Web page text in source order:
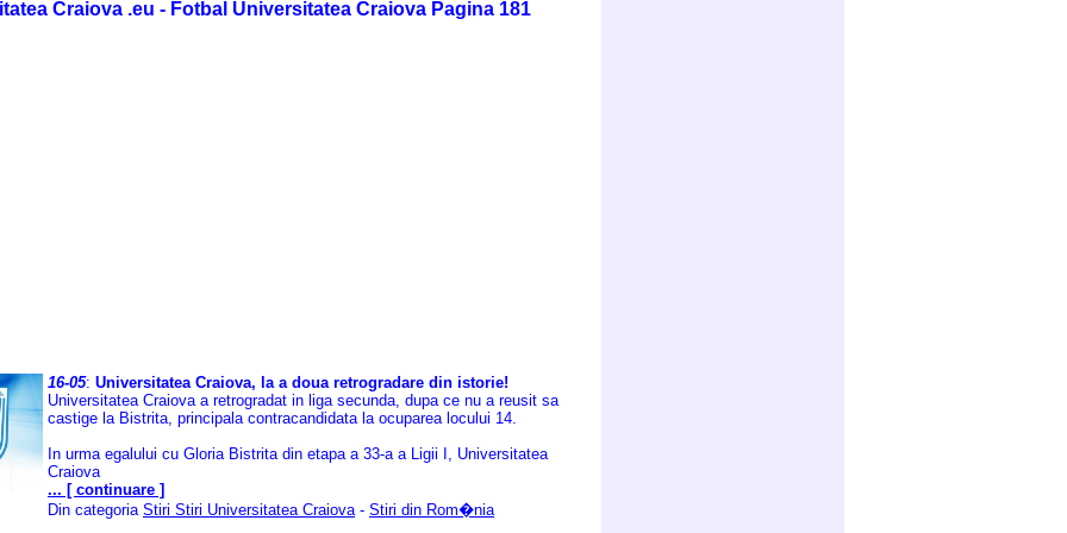
Craiova .eu - Fotbal Universitatea Craiova Pagina 181
16-05: Universitatea Craiova, la a doua retrogradare din istorie!
Universitatea Craiova a retrogradat in liga secunda, dupa ce nu a reusit sa
castige la Bistrita, principala contracandidata la ocuparea locului 14.
In urma egalului cu Gloria Bistrita din etapa a 33-a a Ligii I, Universitatea
Craiova
... [ continuare ]
Din categoria Stiri Stiri Universitatea Craiova - Stiri din Rom�nia